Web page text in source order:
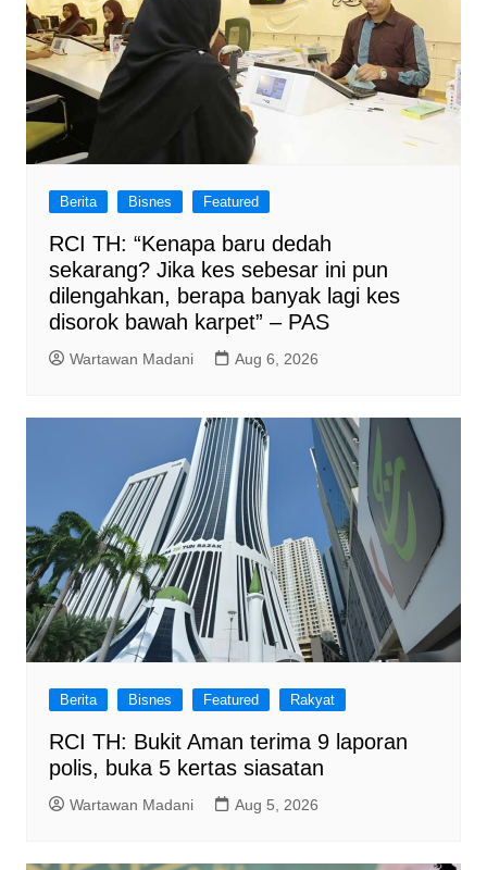
Berita Bisnes Featured
RCI TH: “Kenapa baru dedah
sekarang? Jika kes sebesar ini pun
dilengahkan, berapa banyak lagi kes
disorok bawah karpet” – PAS
Wartawan Madani Aug 6, 2026
Berita Bisnes Featured Rakyat
RCI TH: Bukit Aman terima 9 laporan
polis, buka 5 kertas siasatan
Wartawan Madani Aug 5, 2026